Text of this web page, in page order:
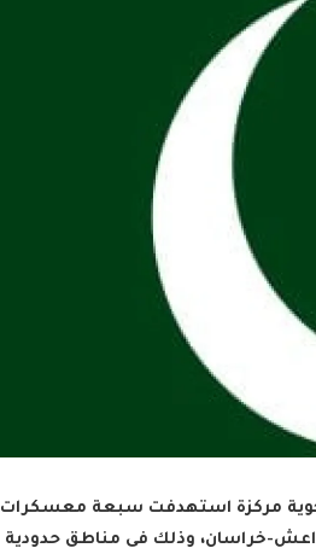
جوية مركزة استهدفت سبعة معسكرات
داعش-خراسان، وذلك في مناطق حدودية